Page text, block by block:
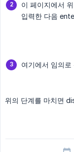
이 페이지에서
입력한 다음
여기에서 임의
위의 단계를 마치면